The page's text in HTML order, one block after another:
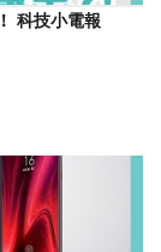
科技小電報